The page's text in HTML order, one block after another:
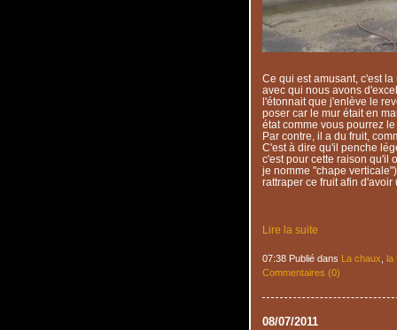
Ce qui est amusant, c'est
avec qui nous avons
l'étonnait que j'enlève le
poser car le mur était en
état comme vous pourrez
Par contre, il a du fruit,
C'est à dire qu'il penche
c'est pour cette raison qu'il
je nomme "chape
rattraper ce fruit afin d'avoir
Lire la suite
07:38 Publié dans La chaux la
Commentaires (0)
08/07/2011